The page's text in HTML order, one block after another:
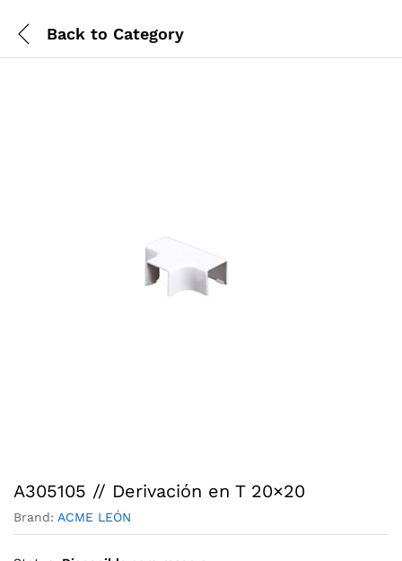
Back to Category
A305105 // Derivación en T 20×20
Brand: ACME LEÓN